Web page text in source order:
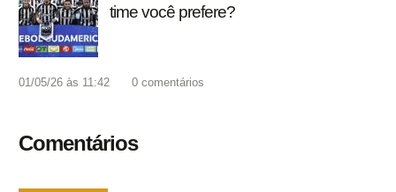
time você prefere?
01/05/26 às 11:42 0 comentários
Comentários